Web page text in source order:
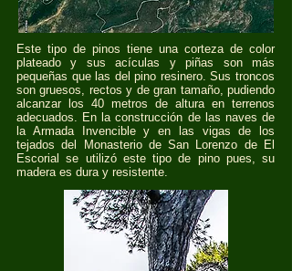
Este tipo de pinos tiene una corteza de color
plateado y sus acículas y piñas son más
pequeñas que las del pino resinero. Sus troncos
son gruesos, rectos y de gran tamaño, pudiendo
alcanzar los 40 metros de altura en terrenos
adecuados. En la construcción de las naves de
la Armada Invencible y en las vigas de los
tejados del Monasterio de San Lorenzo de El
Escorial se utilizó este tipo de pino pues, su
madera es dura y resistente.